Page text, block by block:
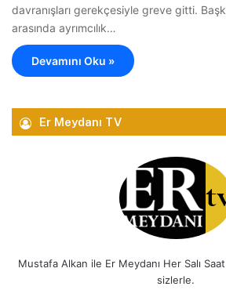
davranışları gerekçesiyle greve gitti.
arasında ayrımcılık…
Devamını Oku »
Er Meydanı TV
Mustafa Alkan ile Er Meydanı Her Salı
sizlerle.